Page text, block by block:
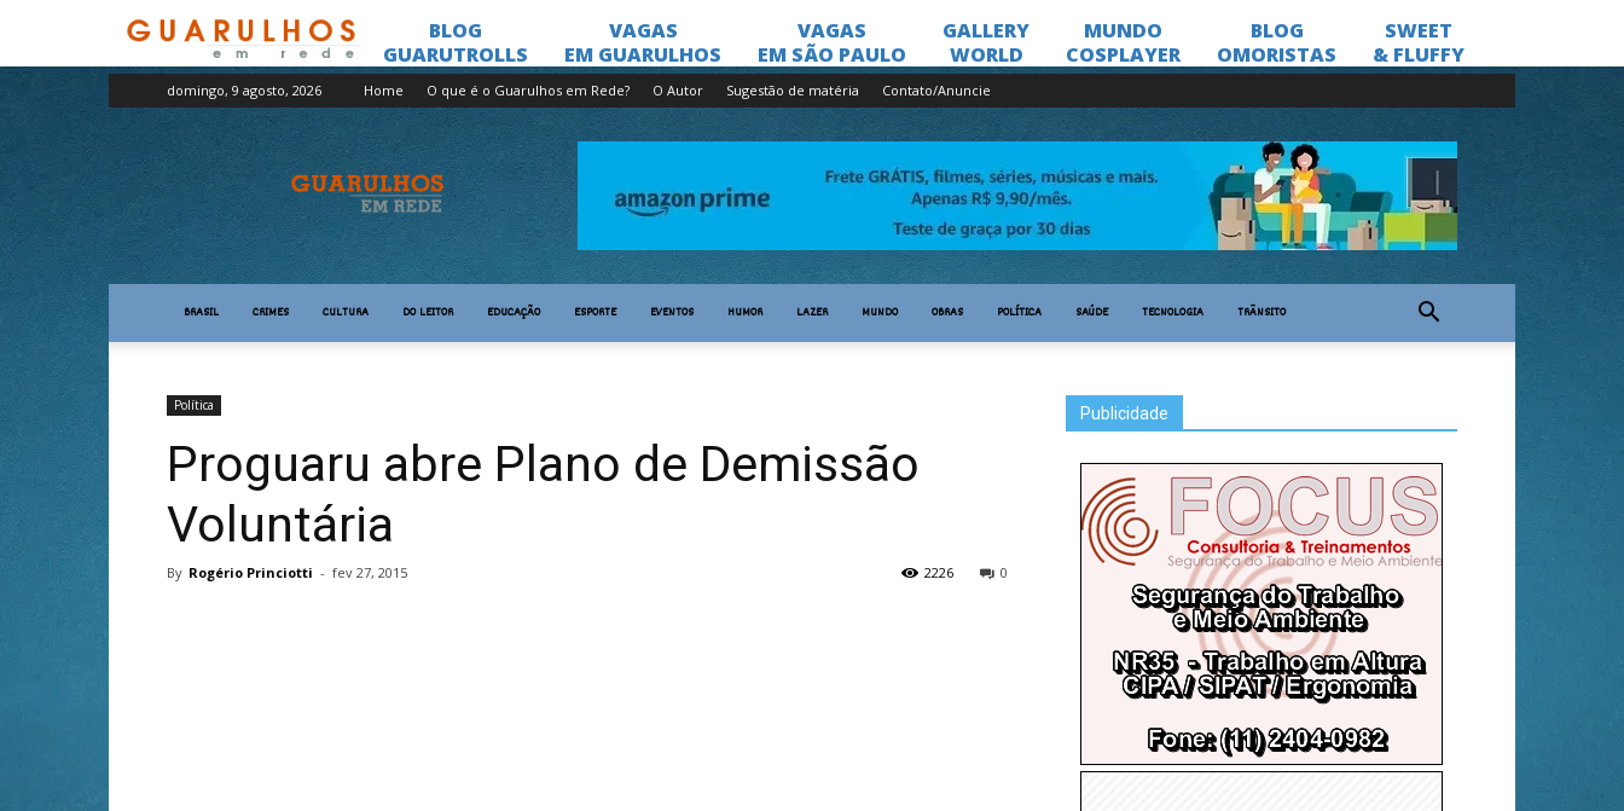
domingo, 9 agosto, 2026 Home O que é o Guarulhos em Rede? O Autor Sugestão de matéria Contato/Anuncie
Guarulhos
em
Rede
BRASIL CRIMES CULTURA DO LEITOR EDUCAÇÃO ESPORTE EVENTOS HUMOR LAZER MUNDO OBRAS POLÍTICA SAÚDE TECNOLOGIA TRÂNSITO
Política
Proguaru abre Plano de Demissão
Voluntária
By Rogério Princiotti - fev 27, 2015 0
2226
Publicidade